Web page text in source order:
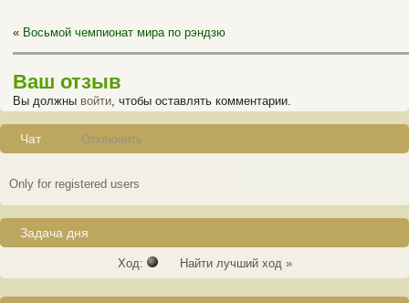
« Восьмой чемпионат мира по рэндзю
Ваш отзыв
Вы должны войти, чтобы оставлять комментарии.
Чат Отключить
Only for registered users
Задача дня
Ход: Найти лучший ход »